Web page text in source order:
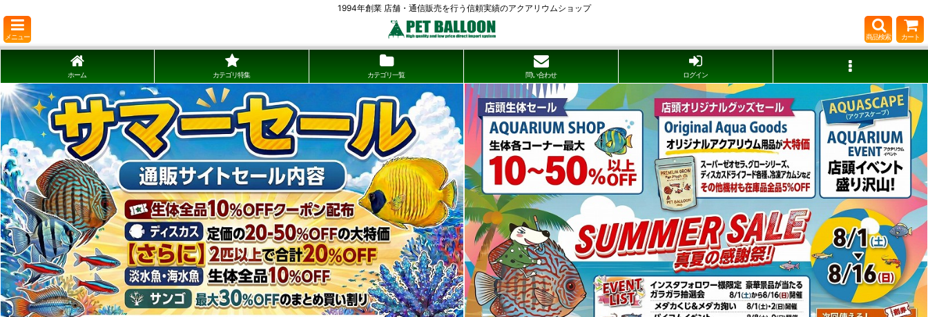
1994年創業 店舗・通信販売を行う信頼実績のアクアリウムショップ
メニュー 商品検索 カート
ホーム カテゴリ特集 カテゴリ一覧 問い合わせ ログイン